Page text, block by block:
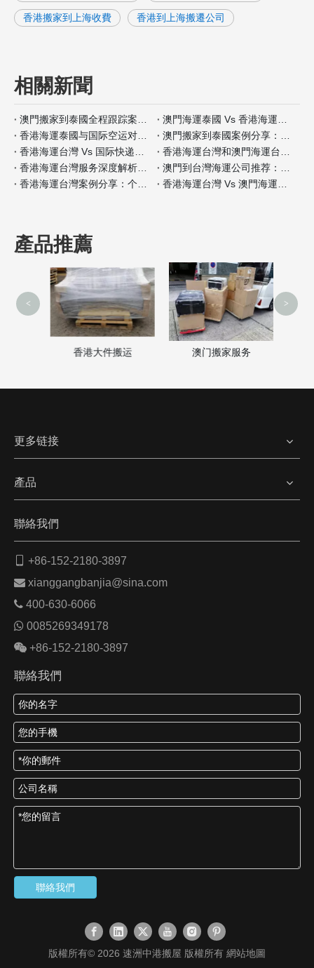
香港搬家到上海收費 香港到上海搬遷公司
相關新聞
產品推薦
香港大件搬运 澳门搬家服务
< >
更多链接
產品
聯絡我們
+86-152-2180-3897
 xianggangbanjia@sina.com
 400-630-6066
 0085269349178
 +86-152-2180-3897
聯絡我們
聯絡我們
版權所有© 2026 速洲中港搬屋 版權所有 網站地圖